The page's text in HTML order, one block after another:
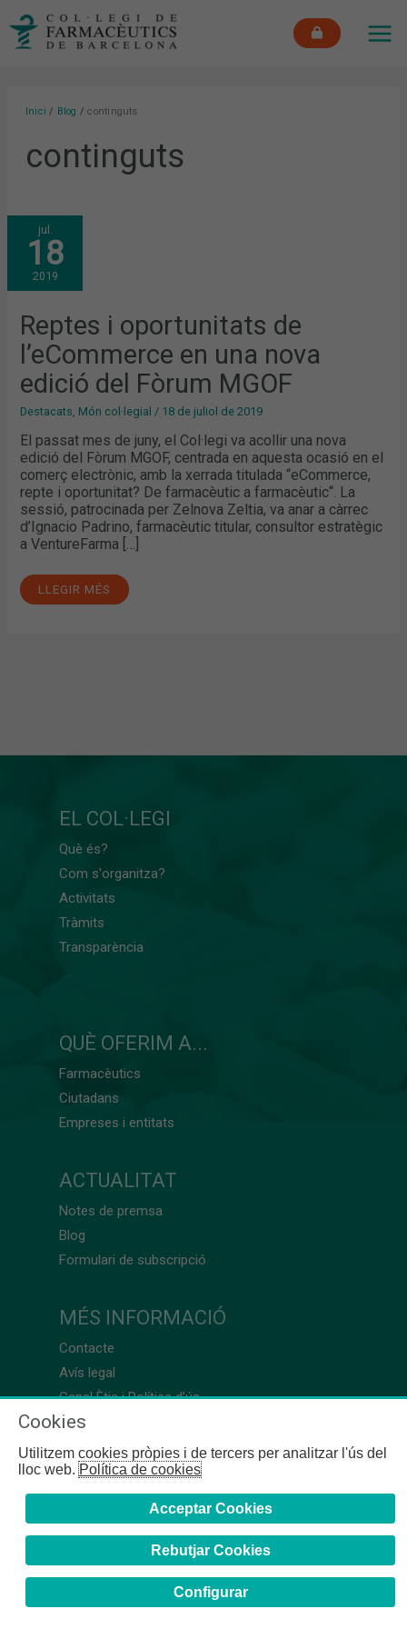
Inici Blog continguts
continguts
jul.
18
2019
Reptes i oportunitats de
l’eCommerce en una nova
edició del Fòrum MGOF
Destacats Món col·legial / 18 de juliol de 2019
El passat mes de juny, el Col·legi va acollir una nova
edició del Fòrum MGOF, centrada en aquesta ocasió en el
comerç electrònic, amb la xerrada titulada “eCommerce,
repte i oportunitat? De farmacèutic a farmacèutic“. La
sessió, patrocinada per Zelnova Zeltia, va anar a càrrec
d’Ignacio Padrino, farmacèutic titular, consultor estratègic
a VentureFarma […]
REPTES
I
OPORTUNITATS
DE
L’ECOMMERCE
EN
UNA
EDICIÓ
DEL
FÒRUM
MGOF
LLEGIR MÉS
EL COL·LEGI
Què és?
Com s'organitza?
Activitats
Tràmits
Transparència
QUÈ OFERIM A...
Farmacèutics
Ciutadans
Empreses i entitats
ACTUALITAT
Notes de premsa
Blog
Formulari de subscripció
MÉS INFORMACIÓ
Contacte
Avís legal
Canal Ètic i Política d’ús
Cookies
Utilitzem cookies pròpies i de tercers per analitzar l'ús del
lloc web.Política de cookies
Acceptar Cookies
Rebutjar Cookies
Configurar